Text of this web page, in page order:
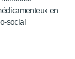
en
social